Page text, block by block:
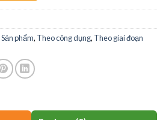
Sản phẩm, Theo công dụng, Theo giai đoạn